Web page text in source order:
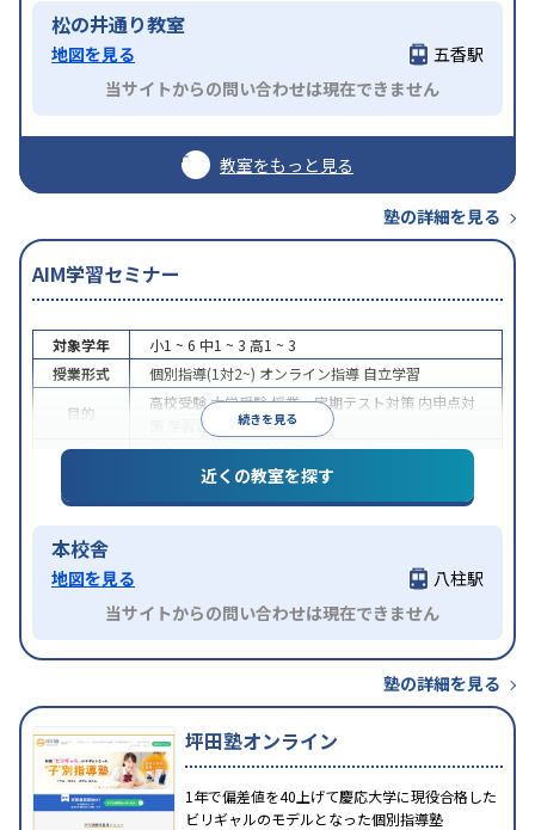
松の井通り教室
地図を見る
五香駅
当サイトからの問い合わせは現在できません
教室をもっと見る
塾の詳細を見る
AIM学習セミナー
続きを見る
対象学年 小1 ~ 6 中1 ~ 3 高1 ~ 3
授業形式
個別指導(1対2~) オンライン指導 自立学習
目的
高校受験大学受験授業・定期テスト対策 内申点対
学習習慣の定着
特徴
授業の振替可能不登校生に対応1科目から受講可能
近くの教室を探す
本校舎
地図を見る
八柱駅
当サイトからの問い合わせは現在できません
塾の詳細を見る
坪田塾オンライン
1年で偏差値を40上げて慶応大学に現役合格した
ビリギャルのモデルとなった個別指導塾